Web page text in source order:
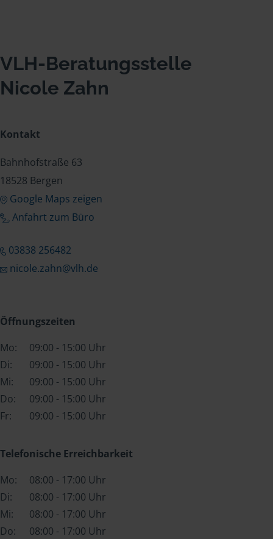
VLH-Beratungsstelle
Nicole Zahn
Kontakt
Bahnhofstraße 63
18528 Bergen
Google Maps zeigen
Anfahrt zum Büro
03838 256482
nicole.zahn@vlh.de
Öffnungszeiten
Mo:
09:00 - 15:00 Uhr
Di:
09:00 - 15:00 Uhr
Mi:
09:00 - 15:00 Uhr
Do:
09:00 - 15:00 Uhr
Fr:
09:00 - 15:00 Uhr
Telefonische Erreichbarkeit
Mo:
08:00 - 17:00 Uhr
Di:
08:00 - 17:00 Uhr
Mi:
08:00 - 17:00 Uhr
Do:
08:00 - 17:00 Uhr